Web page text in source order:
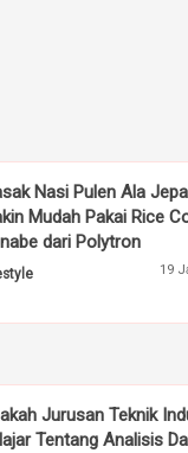
Nasi Pulen Ala
Mudah Pakai Rice
dari Polytron
19
Jurusan Teknik
Tentang Analisis